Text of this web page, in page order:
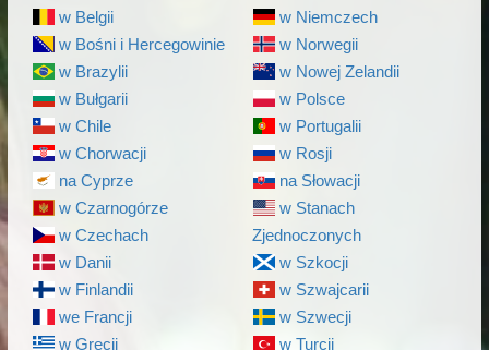
w Belgii
w Bośni i Hercegowinie
w Brazylii
w Bułgarii
w Chile
w Chorwacji
na Cyprze
w Czarnogórze
w Czechach
w Danii
w Finlandii
we Francji
w Grecji
w Niemczech
w Norwegii
w Nowej Zelandii
w Polsce
w Portugalii
w Rosji
na Słowacji
w Stanach
Zjednoczonych
w Szkocji
w Szwajcarii
w Szwecji
w Turcji